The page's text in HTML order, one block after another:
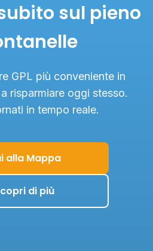
sul pieno
GPL più conveniente in
risparmiare oggi stesso.
in tempo reale.
alla Mappa
di più